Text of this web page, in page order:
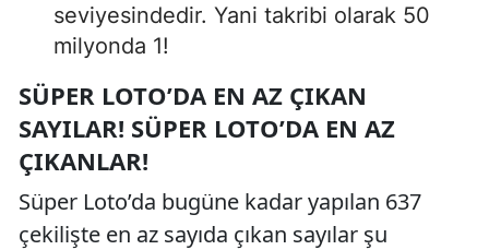
seviyesindedir. Yani takribi olarak 50
milyonda 1!
SÜPER LOTO’DA EN AZ ÇIKAN
SAYILAR! SÜPER LOTO’DA EN AZ
ÇIKANLAR!
Süper Loto’da bugüne kadar yapılan 637
çekilişte en az sayıda çıkan sayılar şu